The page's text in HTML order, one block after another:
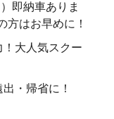
即納車ありま
はお早めに！
！大人気スクー
・帰省に！